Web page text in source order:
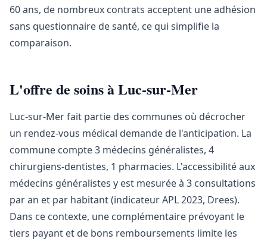
60 ans, de nombreux contrats acceptent une adhésion
sans questionnaire de santé, ce qui simplifie la
comparaison.
L'offre de soins à Luc-sur-Mer
Luc-sur-Mer fait partie des communes où décrocher
un rendez-vous médical demande de l'anticipation. La
commune compte 3 médecins généralistes, 4
chirurgiens-dentistes, 1 pharmacies. L'accessibilité aux
médecins généralistes y est mesurée à 3 consultations
par an et par habitant (indicateur APL 2023, Drees).
Dans ce contexte, une complémentaire prévoyant le
tiers payant et de bons remboursements limite les